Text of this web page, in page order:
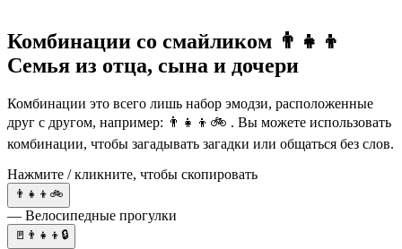
Комбинации со смайликом 👨‍👧‍👦
Семья из отца, сына и дочери
Комбинации это всего лишь набор эмодзи, расположенные
друг с другом, например: 👨‍👧‍👦🚲 . Вы можете использовать
комбинации, чтобы загадывать загадки или общаться без слов.
Нажмите / кликните, чтобы скопировать
👨‍👧‍👦🚲
— Велосипедные прогулки
🚪👨‍👧‍👦🔒